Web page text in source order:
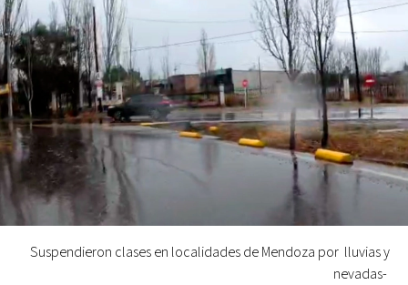
Suspendieron clases en localidades de Mendoza por lluvias y
nevadas-